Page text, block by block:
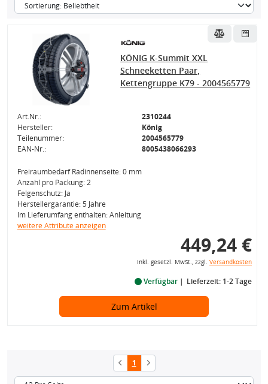
KÖNIG K-Summit XXL
Schneeketten Paar,
Kettengruppe K79 - 2004565779
Art.Nr.:
2310244
Hersteller:
König
Teilenummer:
2004565779
EAN-Nr.:
8005438066293
Freiraumbedarf Radinnenseite: 0 mm
Anzahl pro Packung: 2
Felgenschutz: Ja
Herstellergarantie: 5 Jahre
Im Lieferumfang enthalten: Anleitung
weitere Attribute anzeigen
449,24 €
inkl. gesetzl. MwSt., zzgl. Versandkosten
Verfügbar Lieferzeit: 1-2 Tage
Zum Artikel
1